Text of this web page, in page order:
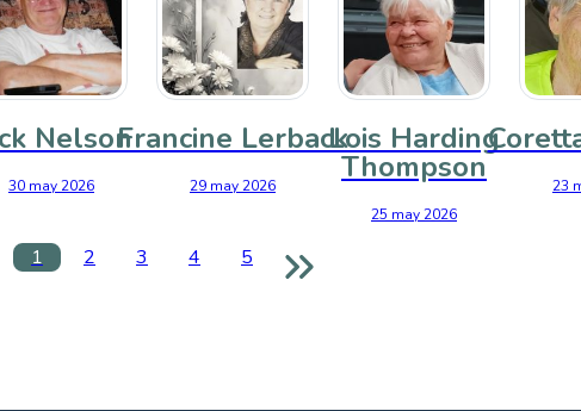
Nelson
30 may 2026
Francine Lerback
29 may 2026
Lois Harding
Thompson
25 may 2026
23
1 2 3 4 5